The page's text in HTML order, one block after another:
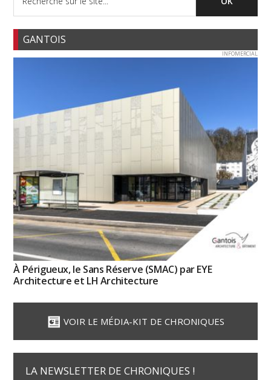
GANTOIS
INFOMERCIAL
À Périgueux, le Sans Réserve (SMAC) par EYE
Architecture et LH Architecture
VOIR LE MÉDIA-KIT DE CHRONIQUES
LA NEWSLETTER DE CHRONIQUES !